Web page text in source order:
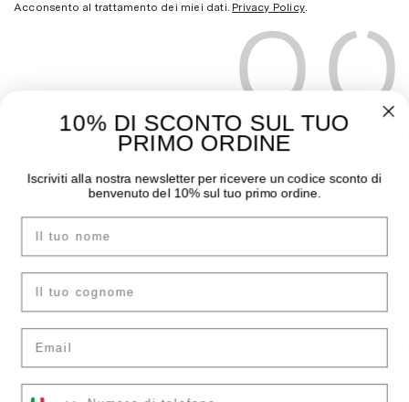
Acconsento al trattamento dei miei dati. Privacy Policy.
THE MOODER
I negozi
Contatti
Instagram
Facebook
GUIDA ALL’ACQUISTO
Pagamenti
Sostituzioni e Resi
Guida Taglie
ACCOUNT LEGAL AREA
10% DI SCONTO SUL TUO
PRIMO ORDINE
Iscriviti alla nostra newsletter per ricevere un codice sconto di
benvenuto del 10% sul tuo primo ordine.
Nome
cognome
Email
Il tuo numero